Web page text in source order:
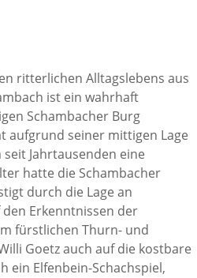
ritterlichen Alltagslebens aus
ist ein wahrhaft
Schambacher Burg
aufgrund seiner mittigen Lage
Jahrtausenden eine
hatte die Schambacher
durch die Lage an
Erkenntnissen der
fürstlichen Thurn- und
Goetz auch auf die kostbare
ein Elfenbein-Schachspiel,